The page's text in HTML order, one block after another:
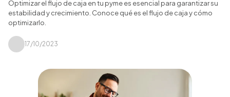
Optimizar el flujo de caja en tu pyme es esencial para garantizar su
estabilidad y crecimiento. Conoce qué es el flujo de caja y cómo
optimizarlo.
17/10/2023